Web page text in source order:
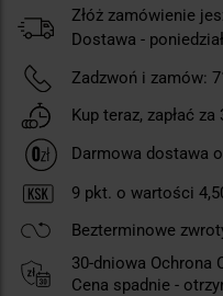
Złóż zamówienie
Dostawa -
Zadzwoń i zamów:
Kup teraz, zapłać za
Darmowa dostawa
9 pkt. o wartości
Bezterminowe
30-dniowa Ochrona
Cena spadnie -